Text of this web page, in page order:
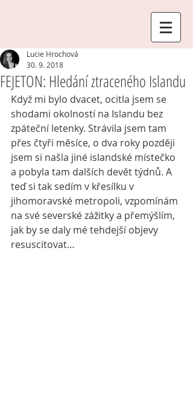
FEJETON: Hledání ztraceného Islandu
Lucie Hrochová
30. 9. 2018
Když mi bylo dvacet, ocitla jsem se
shodami okolností na Islandu bez
zpáteční letenky. Strávila jsem tam
přes čtyři měsíce, o dva roky později
jsem si našla jiné islandské místečko
a pobyla tam dalších devět týdnů. A
teď si tak sedím v křesílku v
jihomoravské metropoli, vzpomínám
na své severské zážitky a přemýšlím,
jak by se daly mé tehdejší objevy
resuscitovat…